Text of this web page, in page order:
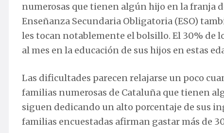
numerosas que tienen algún hijo en la franja
Enseñanza Secundaria Obligatoria (ESO)
les tocan notablemente el bolsillo. El 30% de
al mes en la educación de sus hijos en estas
Las dificultades parecen relajarse un poco
familias numerosas de Cataluña que tienen
siguen dedicando un alto porcentaje de sus
familias encuestadas afirman gastar más de